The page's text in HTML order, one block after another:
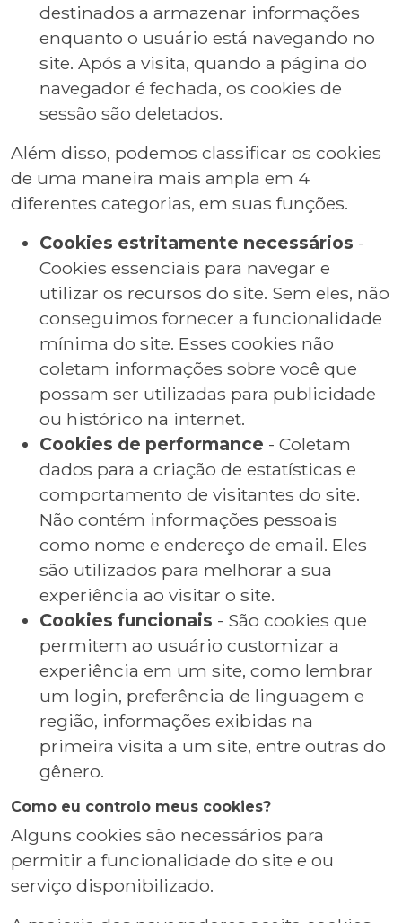
destinados a armazenar informações
enquanto o usuário está navegando no
site. Após a visita, quando a página do
navegador é fechada, os cookies de
sessão são deletados.
Além disso, podemos classificar os cookies
de uma maneira mais ampla em 4
diferentes categorias, em suas funções.
Cookies estritamente necessários -
Cookies essenciais para navegar e
utilizar os recursos do site. Sem eles, não
conseguimos fornecer a funcionalidade
mínima do site. Esses cookies não
coletam informações sobre você que
possam ser utilizadas para publicidade
ou histórico na internet.
Cookies de performance - Coletam
dados para a criação de estatísticas e
comportamento de visitantes do site.
Não contém informações pessoais
como nome e endereço de email. Eles
são utilizados para melhorar a sua
experiência ao visitar o site.
Cookies funcionais - São cookies que
permitem ao usuário customizar a
experiência em um site, como lembrar
um login, preferência de linguagem e
região, informações exibidas na
primeira visita a um site, entre outras do
gênero.
Como eu controlo meus cookies?
Alguns cookies são necessários para
permitir a funcionalidade do site e ou
serviço disponibilizado.